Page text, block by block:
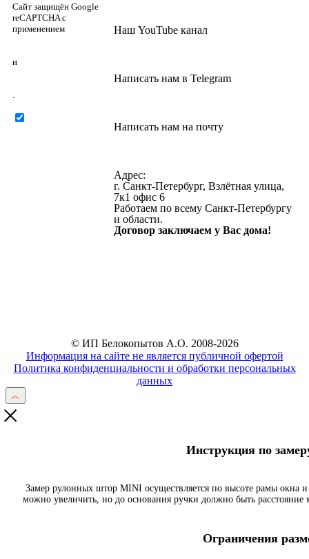
Сайт защищён Google
reCAPTCHA с
применением
и
Наш YouTube канал
Написать нам в Telegram
Написать нам на почту
Адрес:
г. Санкт-Петербург, Взлётная улица,
7к1 офис 6
Работаем по всему Санкт-Петербургу
и области.
Договор заключаем у Вас дома!
© ИП Белокопытов А.О. 2008-2026
Информация на сайте не является публичной офертой
Политика конфиденциальности и обработки персональных
данных
Инструкция по
Замер рулонных штор MINI осуществляется по высоте рамы
можно увеличить, но до основания ручки должно быть
Ограничения